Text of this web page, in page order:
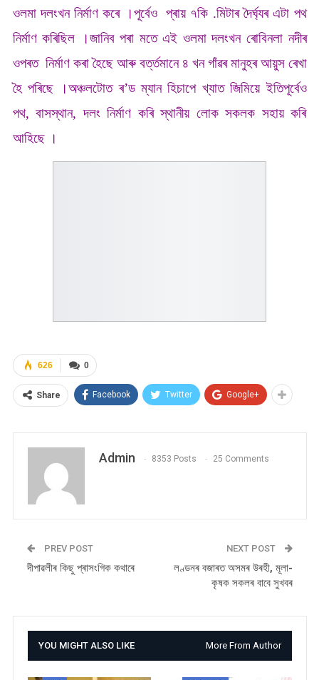
ওলমা দলংখন নিৰ্মাণ কৰে ।পূৰ্বেও প্ৰায় ৭কি .মিটাৰ দৈৰ্ঘ্যৰ এটা পথ
নিৰ্মাণ কৰিছিল ।জানিব পৰা মতে এই ওলমা দলংখন ৰোবিনলা নদীৰ
ওপৰত নিৰ্মাণ কৰা হৈছে আৰু বৰ্ত্তমানে ৪ খন গাঁৱৰ মানুহৰ আয়ুস ৰেখা
হৈ পৰিছে ।অঞ্চলটোত ৰ’ড ম্যান হিচাপে খ্যাত জিমিয়ে ইতিপূৰ্বেও
পথ, বাসস্থান, দলং নিৰ্মাণ কৰি স্থানীয় লোক সকলক সহায় কৰি
আহিছে ।
0
626
Share Facebook Twitter Google+
Admin 8353 Posts 25 Comments
PREV POST
দীপাৱলীৰ কিছু প্ৰাসংগিক কথাৰে
NEXT POST
লণ্ডনৰ বজাৰত অসমৰ উৰহী, মূলা-
কৃষক সকলৰ বাবে সুখবৰ
YOU MIGHT ALSO LIKE More From Author